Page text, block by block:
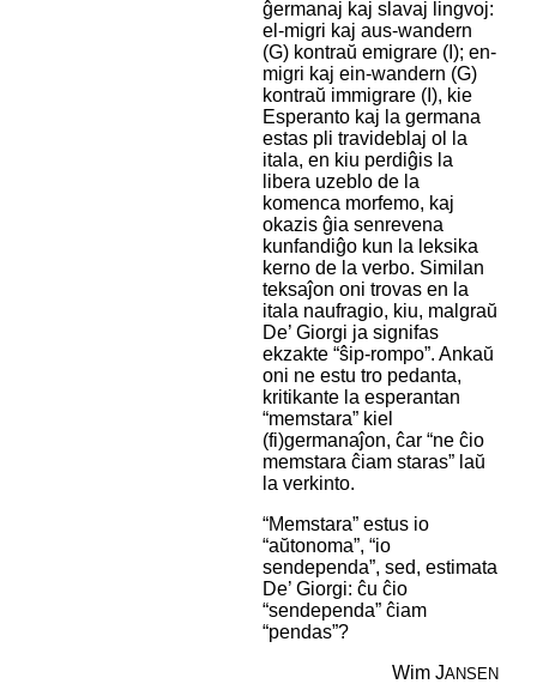
ĝermanaj kaj slavaj lingvoj:
el-migri kaj aus-wandern
(G) kontraŭ emigrare (I); en-
migri kaj ein-wandern (G)
kontraŭ immigrare (I), kie
Esperanto kaj la germana
estas pli travideblaj ol la
itala, en kiu perdiĝis la
libera uzeblo de la
komenca morfemo, kaj
okazis ĝia senrevena
kunfandiĝo kun la leksika
kerno de la verbo. Similan
teksaĵon oni trovas en la
itala naufragio, kiu, malgraŭ
De’ Giorgi ja signifas
ekzakte “ŝip-rompo”. Ankaŭ
oni ne estu tro pedanta,
kritikante la esperantan
“memstara” kiel
(fi)germanaĵon, ĉar “ne ĉio
memstara ĉiam staras” laŭ
la verkinto.
“Memstara” estus io
“aŭtonoma”, “io
sendependa”, sed, estimata
De’ Giorgi: ĉu ĉio
“sendependa” ĉiam
“pendas”?
Wim JANSEN